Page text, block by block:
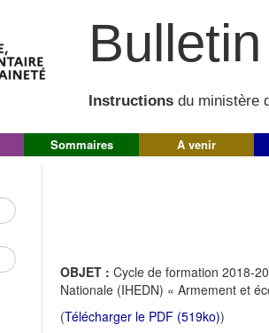
Instructions du ministère
Sommaires A venir
OBJET : Cycle de formation 2018-
Nationale (IHEDN) « Armement et
(Télécharger le PDF (519ko))